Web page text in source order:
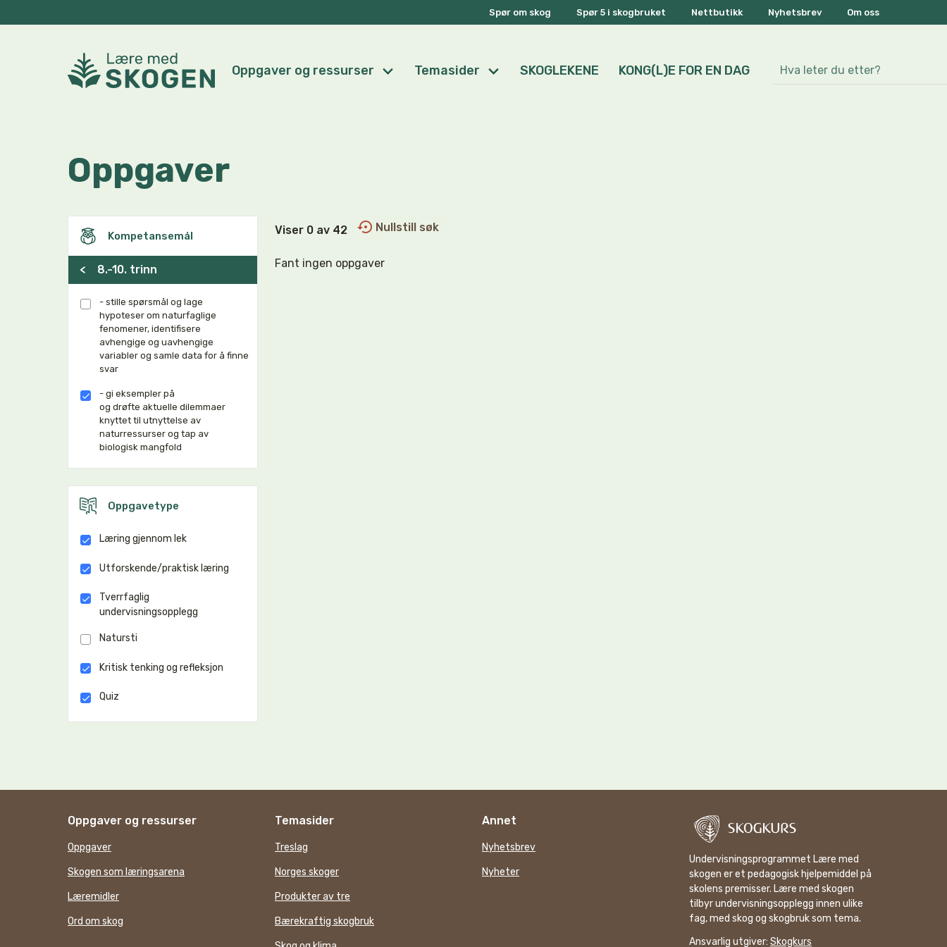
Spør om skog Spør 5 i skogbruket Nettbutikk Nyhetsbrev Om oss
Oppgaver og ressurser Temasider SKOGLEKENE KONG(L)E FOR EN DAG
Oppgaver
Kompetansemål
< 8.-10. trinn
- stille spørsmål og lage
hypoteser om naturfaglige
fenomener, identifisere
avhengige og uavhengige
variabler og samle data for å finne
svar
- gi eksempler på
og drøfte aktuelle dilemmaer
knyttet til utnyttelse av
naturressurser og tap av
biologisk mangfold
Oppgavetype
Læring gjennom lek
Utforskende/praktisk læring
Tverrfaglig
undervisningsopplegg
Natursti
Kritisk tenking og refleksjon
Quiz
Viser 0 av 42 Nullstill søk
Fant ingen oppgaver
Oppgaver og ressurser
Oppgaver
Skogen som læringsarena
Læremidler
Ord om skog
Temasider
Treslag
Norges skoger
Produkter av tre
Bærekraftig skogbruk
Annet
Nyhetsbrev
Nyheter
Undervisningsprogrammet Lære med
skogen er et pedagogisk hjelpemiddel på
skolens premisser. Lære med skogen
tilbyr undervisningsopplegg innen ulike
fag, med skog og skogbruk som tema.
Ansvarlig utgiver: Skogkurs